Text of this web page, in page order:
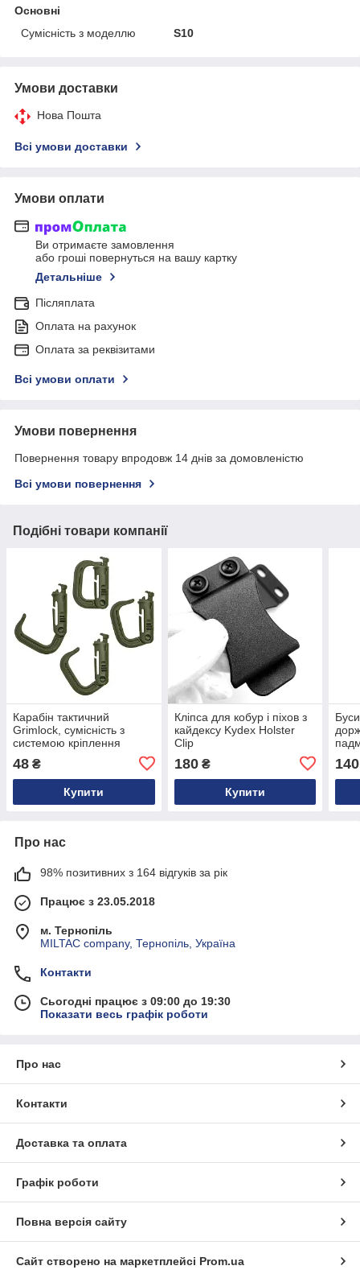
Основні
Сумісність з моделлю
S10
Умови доставки
Нова Пошта
Всі умови доставки
Умови оплати
Ви отримаєте замовлення
або гроші повернуться на вашу картку
Детальніше
Післяплата
Оплата на рахунок
Оплата за реквізитами
Всі умови оплати
Умови повернення
Повернення товару впродовж 14 днів за домовленістю
Всі умови повернення
Подібні товари компанії
Карабін тактичний
Grimlock, сумісність з
системою кріплення
48 ₴
Купити
Кліпса для кобур і піхов з
кайдексу Kydex Holster
Clip
180₴
Купити
140
Про нас
98% позитивних з 164 відгуків за рік
Працює з 23.05.2018
м. Тернопіль
MILTAC company, Тернопіль, Україна
Контакти
Сьогодні працює з 09:00 до 19:30
Показати весь графік роботи
Про нас
Контакти
Доставка та оплата
Графік роботи
Повна версія сайту
Сайт створено на маркетплейсі Prom.ua